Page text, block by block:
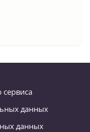
данных
данных